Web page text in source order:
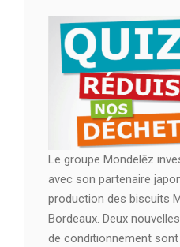
Le groupe Mondelēz
avec son partenaire
production des biscuits
Bordeaux. Deux
de conditionnement